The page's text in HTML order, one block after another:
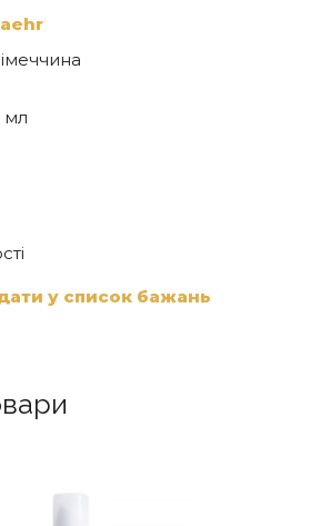
мл
у список бажань